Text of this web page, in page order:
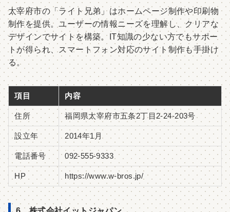
太宰府市の「ライト兄弟」はホームページ制作や印刷物
制作を提供。ユーザーの情報ニーズを理解し、クリアな
デザインでサイトを構築。IT知識の少ない方でもサポー
トが得られ、スマートフォン対応のサイト制作も手掛け
る。
項目 内容
住所 福岡県太宰府市五条2丁目2-24-203号
設立年 2014年1月
電話番号 092-555-9333
HP https://www.w-bros.jp/